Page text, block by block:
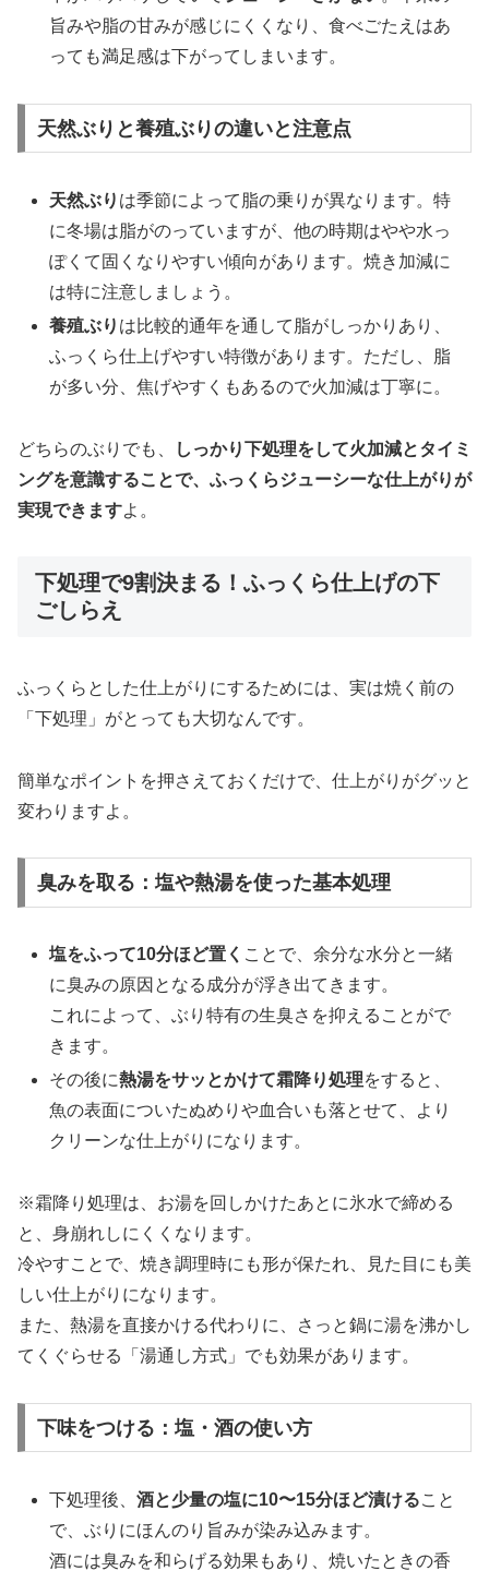
旨みや脂の甘みが感じにくくなり、食べごたえはあ
っても満足感は下がってしまいます。
天然ぶりと養殖ぶりの違いと注意点
天然ぶり は季節によって脂の乗りが異なります。特
に冬場は脂がのっていますが、他の時期はやや水っ
ぽくて固くなりやすい傾向があります。焼き加減に
は特に注意しましょう。
養殖ぶり は比較的通年を通して脂がしっかりあり、
ふっくら仕上げやすい特徴があります。ただし、脂
が多い分、焦げやすくもあるので火加減は丁寧に。
どちらのぶりでも、
しっかり下処理をして火加減とタイミ
ングを意識することで、ふっくらジューシーな仕上がりが
実現できますよ。
下処理で9割決まる！ふっくら仕上げの下
ごしらえ
ふっくらとした仕上がりにするためには、実は焼く前の
「下処理」がとっても大切なんです。
簡単なポイントを押さえておくだけで、仕上がりがグッと
変わりますよ。
臭みを取る：塩や熱湯を使った基本処理
塩をふって10分ほど置く ことで、余分な水分と一緒
に臭みの原因となる成分が浮き出てきます。
これによって、ぶり特有の生臭さを抑えることがで
きます。
その後に熱湯をサッとかけて霜降り処理をすると、
魚の表面についたぬめりや血合いも落とせて、より
クリーンな仕上がりになります。
※霜降り処理は、お湯を回しかけたあとに氷水で締める
と、身崩れしにくくなります。
冷やすことで、焼き調理時にも形が保たれ、見た目にも美
しい仕上がりになります。
また、熱湯を直接かける代わりに、さっと鍋に湯を沸かし
てくぐらせる「湯通し方式」でも効果があります。
下味をつける：塩・酒の使い方
下処理後、酒と少量の塩に10〜15分ほど漬けること
で、ぶりにほんのり旨みが染み込みます。
酒には臭みを和らげる効果もあり、焼いたときの香